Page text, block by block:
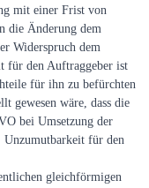
mit einer Frist von
die Änderung dem
Widerspruch dem
für den Auftraggeber ist
für ihn zu befürchten
gewesen wäre, dass die
bei Umsetzung der
Unzumutbarkeit für den
gleichförmigen